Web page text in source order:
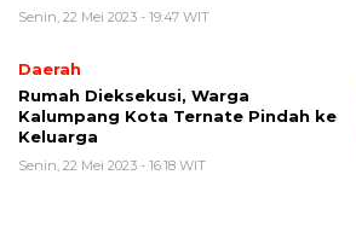
Senin, 22 Mei 2023 - 19:47 WIT
Daerah
Rumah Dieksekusi, Warga
Kalumpang Kota Ternate Pindah ke
Keluarga
Senin, 22 Mei 2023 - 16:18 WIT